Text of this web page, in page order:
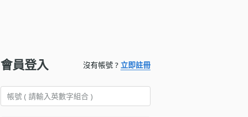
會員登入 沒有帳號 ? 立即註冊